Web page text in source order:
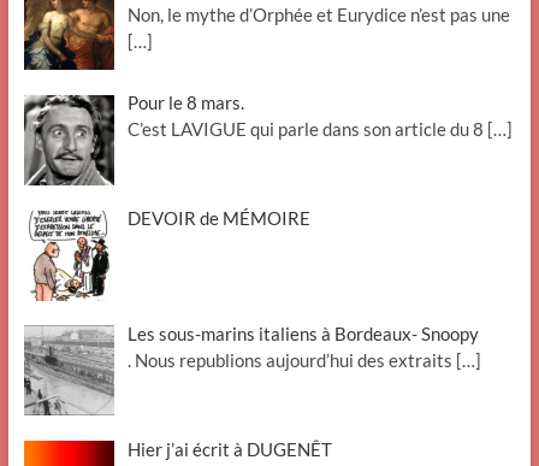
Non, le mythe d’Orphée et Eurydice n’est pas une
[…]
Pour le 8 mars.
C’est LAVIGUE qui parle dans son article du 8 […]
DEVOIR de MÉMOIRE
Les sous-marins italiens à Bordeaux- Snoopy
. Nous republions aujourd’hui des extraits […]
Hier j’ai écrit à DUGENÊT